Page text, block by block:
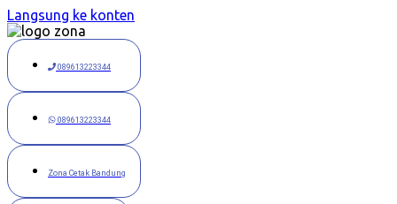
Langsung ke konten
089613223344
089613223344
Zona Cetak Bandung